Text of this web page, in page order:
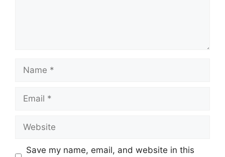
Name
Email
Website
Save my name, email, and website in this